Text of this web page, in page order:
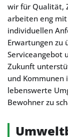
wir für Qualität,
arbeiten eng
individuellen
Erwartungen zu
Serviceangebot
Zukunft
und Kommunen
lebenswerte
Bewohner zu